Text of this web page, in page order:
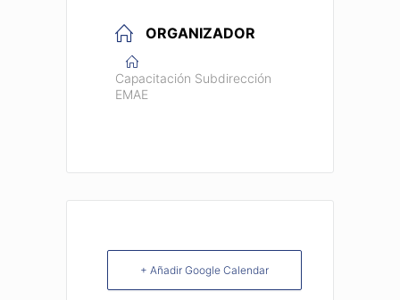
ORGANIZADOR
Capacitación Subdirección
EMAE
+ Añadir Google Calendar